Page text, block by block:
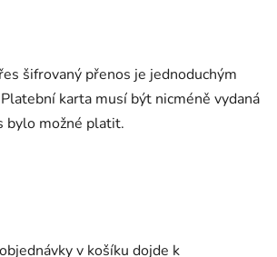
šifrovaný přenos je jednoduchým
karta musí být nicméně vydaná
bylo možné platit.
v košíku dojde k